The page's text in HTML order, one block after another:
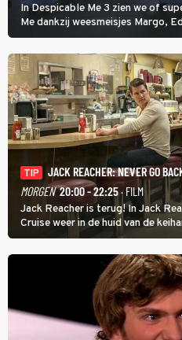
In Despicable Me 3 zien we of
Me dankzij weesmeisjes Margo,
het rechte pad maakte, ook op
TIP
JACK REACHER: NEVER GO
MORGEN 20:00 - 22:25· FILM
Jack Reacher is terug! In Jack
Cruise weer in de huid van de